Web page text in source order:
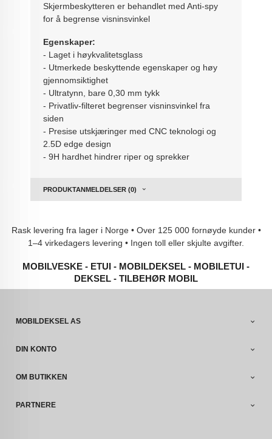
Skjermbeskytteren er behandlet med Anti-spy
for å begrense visninsvinkel
Egenskaper:
- Laget i høykvalitetsglass
- Utmerkede beskyttende egenskaper og høy
gjennomsiktighet
- Ultratynn, bare 0,30 mm tykk
- Privatliv-filteret begrenser visninsvinkel fra
siden
- Presise utskjæringer med CNC teknologi og
2.5D edge design
- 9H hardhet hindrer riper og sprekker
PRODUKTANMELDELSER (0)
Rask levering fra lager i Norge • Over 125 000 fornøyde kunder •
1–4 virkedagers levering • Ingen toll eller skjulte avgifter.
MOBILVESKE - ETUI - MOBILDEKSEL - MOBILETUI -
DEKSEL - TILBEHØR MOBIL
MOBILDEKSEL AS
DIN KONTO
OM BUTIKKEN
PARTNERE